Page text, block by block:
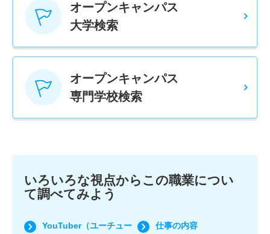
オープンキャンパス
大学検索
オープンキャンパス
専門学校検索
いろいろな視点からこの職業につい
て調べてみよう
YouTuber（ユーチュー
仕事の内容